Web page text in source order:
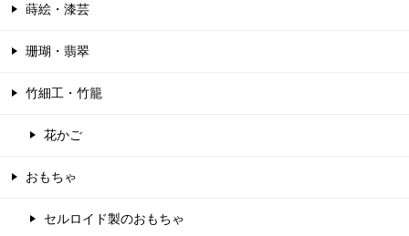
蒔絵・漆芸
珊瑚・翡翠
竹細工・竹籠
花かご
おもちゃ
セルロイド製のおもちゃ